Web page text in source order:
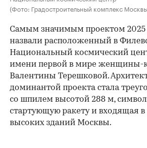
(Фото: Градостроительный комплекс
00:00 / 00:00
Самым значимым проектом 2025
назвали расположенный в
Национальный космический
имени первой в мире женщины-
Валентины Терешковой.
доминантой проекта стала
со шпилем высотой 288 м,
стартующую ракету и входящая
высоких зданий Москвы.